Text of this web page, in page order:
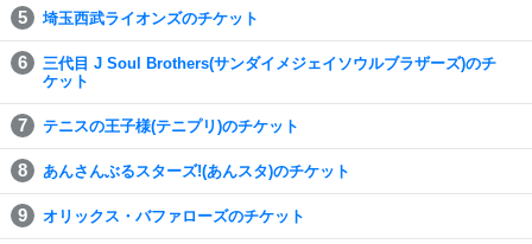
埼玉西武ライオンズのチケット
三代目 J Soul Brothers(サンダイメジェイソウルブラザーズ)のチ
ケット
テニスの王子様(テニプリ)のチケット
あんさんぶるスターズ!(あんスタ)のチケット
オリックス・バファローズのチケット